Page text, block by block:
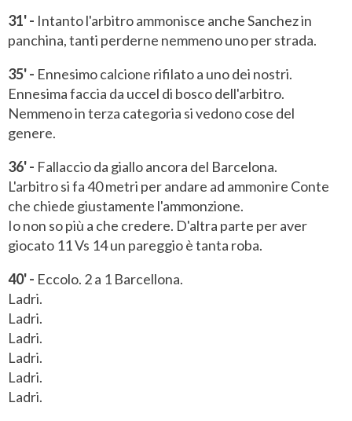
31' - Intanto l'arbitro ammonisce anche Sanchez in
panchina, tanti perderne nemmeno uno per strada.
35' - Ennesimo calcione rifilato a uno dei nostri.
Ennesima faccia da uccel di bosco dell'arbitro.
Nemmeno in terza categoria si vedono cose del
genere.
36' - Fallaccio da giallo ancora del Barcelona.
L'arbitro si fa 40 metri per andare ad ammonire Conte
che chiede giustamente l'ammonzione.
Io non so più a che credere. D'altra parte per aver
giocato 11 Vs 14 un pareggio è tanta roba.
40' - Eccolo. 2 a 1 Barcellona.
Ladri.
Ladri.
Ladri.
Ladri.
Ladri.
Ladri.